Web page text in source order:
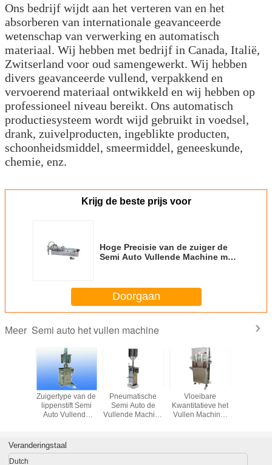
Ons bedrijf wijdt aan het verteren van en het
absorberen van internationale geavanceerde
wetenschap van verwerking en automatisch
materiaal. Wij hebben met bedrijf in Canada, Italië,
Zwitserland voor oud samengewerkt. Wij hebben
divers geavanceerde vullend, verpakkend en
vervoerend materiaal ontwikkeld en wij hebben op
professioneel niveau bereikt. Ons automatisch
productiesysteem wordt wijd gebruikt in voedsel,
drank, zuivelproducten, ingeblikte producten,
schoonheidsmiddel, smeermiddel, geneeskunde,
chemie, enz.
Krijg de beste prijs voor
Hoge Precisie van de zuiger de
Semi Auto Vullende Machine met
Doorgaan
Meer Semi auto het vullen machine
Zuigertype van de
lippenstift Semi
Auto Vullende
Bewegen
Pneumatische
Semi Auto de
Vullende Machine
Vloeibare
Kwantitatieve het
Vullen Machine,
Vullen Machine
Veranderingstaal
Dutch